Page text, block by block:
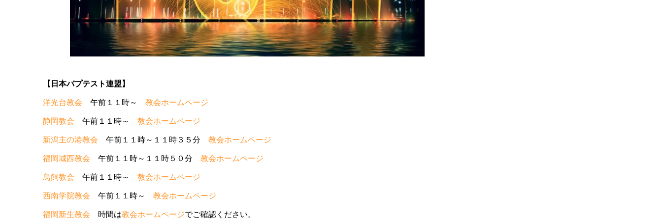
【日本バプテスト連盟】
洋光台教会 午前１１時～ 教会ホームページ
静岡教会 午前１１時～ 教会ホームページ
新潟主の港教会 午前１１時～１１時３５分 教会ホームページ
福岡城西教会 午前１１時～１１時５０分 教会ホームページ
鳥飼教会 午前１１時～ 教会ホームページ
西南学院教会 午前１１時～ 教会ホームページ
福岡新生教会 時間は教会ホームページでご確認ください。